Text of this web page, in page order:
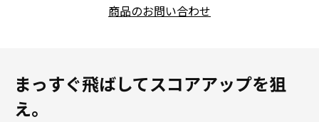
商品のお問い合わせ
まっすぐ飛ばしてスコアアップを狙
え。